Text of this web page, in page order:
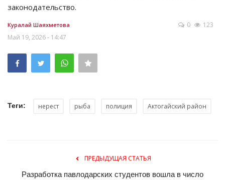
законодательство.
Куралай Шаяхметова
Май 19, 2026 - 14:47
0 123
Теги: нерест рыба полиция Актогайский район
ПРЕДЫДУЩАЯ СТАТЬЯ
Разработка павлодарских студентов вошла в число